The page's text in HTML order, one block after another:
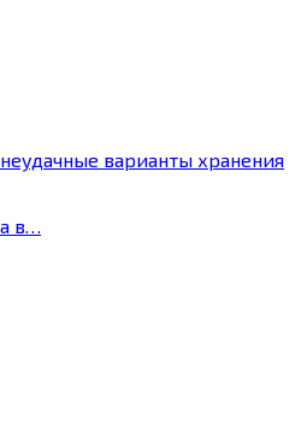
варианты хранения
в…